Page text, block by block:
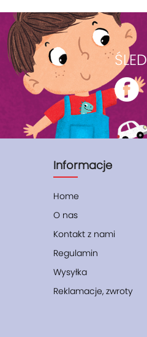
Informacje
Home
O nas
Kontakt z nami
Regulamin
Wysyłka
Reklamacje, zwroty